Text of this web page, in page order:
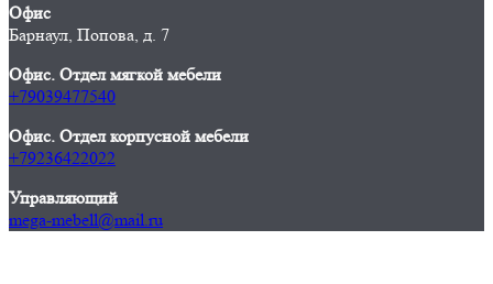
Офис
Барнаул, Попова, д. 7
Офис. Отдел мягкой мебели
+79039477540
Офис. Отдел корпусной мебели
+79236422022
Управляющий
mega-mebell@mail.ru